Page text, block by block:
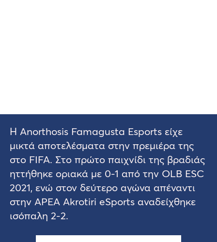
Η Anorthosis Famagusta Esports είχε
μικτά αποτελέσματα στην πρεμιέρα της
στο FIFA. Στο πρώτο παιχνίδι της βραδιάς
ηττήθηκε οριακά με 0-1 από την OLB ESC
2021, ενώ στον δεύτερο αγώνα απέναντι
στην APEA Akrotiri eSports αναδείχθηκε
ισόπαλη 2-2.